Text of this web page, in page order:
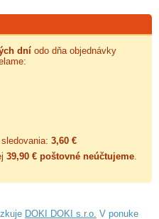
dní odo dňa objednávky
3,60 €
39,90 € poštovné neúčtujeme
DOKI DOKI s.r.o. V ponuke